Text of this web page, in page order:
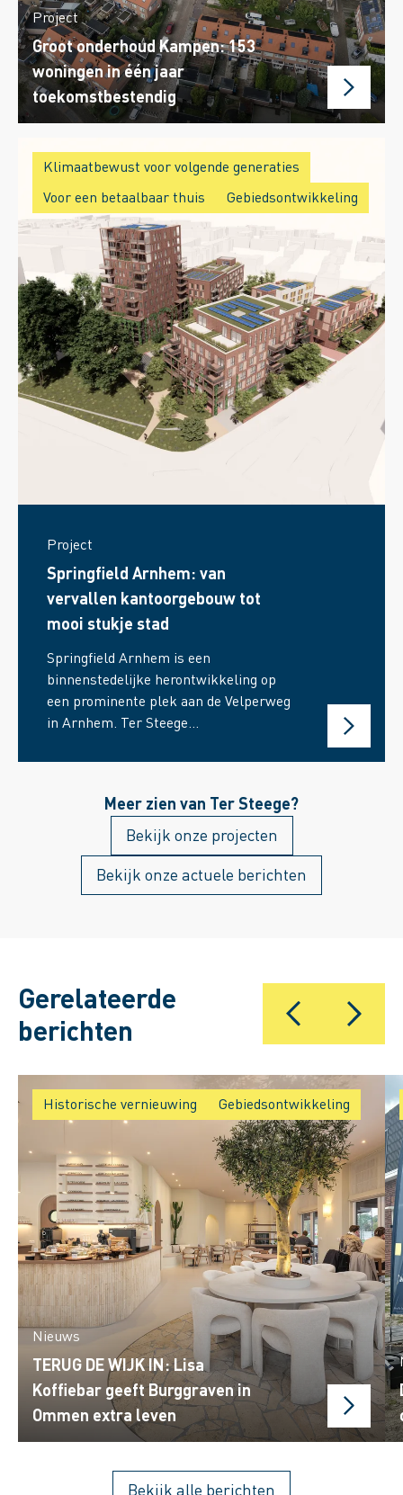
Project
Groot onderhoud Kampen: 153
woningen in één jaar
toekomstbestendig
Project
Springfield Arnhem: van
vervallen kantoorgebouw tot
mooi stukje stad
Springfield Arnhem is een
binnenstedelijke herontwikkeling op
een prominente plek aan de Velperweg
in Arnhem. Ter Steege
voormalige kantoorlocatie van Novartis.
ruimte voor groen.
Gebiedsontwikkelaar Anne Bolster
werkt aan dit plan intensief samen met
Patricia Twente, projectmanager van de
gemeente Arnhem.
Klimaatbewust voor volgende generaties
Voor een betaalbaar thuis
Gebiedsontwikkeling
Meer zien van Ter Steege?
Bekijk onze projecten
Bekijk onze actuele berichten
Gerelateerde
berichten
Nieuws
TERUG DE WIJK IN: Lisa
Koffiebar geeft Burggraven in
Ommen extra leven
Historische vernieuwing Gebiedsontwikkeling
Bekijk alle berichten